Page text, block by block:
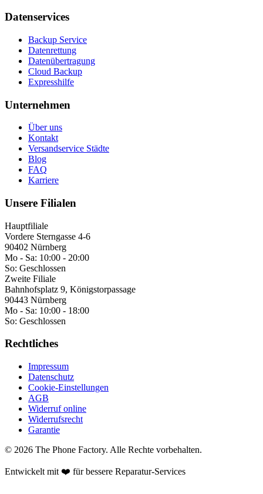
Datenservices
Backup Service
Datenrettung
Datenübertragung
Cloud Backup
Expresshilfe
Unternehmen
Über uns
Kontakt
Versandservice Städte
Blog
FAQ
Karriere
Unsere Filialen
Hauptfiliale
Vordere Sterngasse 4-6
90402 Nürnberg
Mo - Sa: 10:00 - 20:00
So: Geschlossen
Zweite Filiale
Bahnhofsplatz 9, Königstorpassage
90443 Nürnberg
Mo - Sa: 10:00 - 18:00
So: Geschlossen
Rechtliches
Impressum
Datenschutz
Cookie-Einstellungen
AGB
Widerruf online
Widerrufsrecht
Garantie
© 2026 The Phone Factory. Alle Rechte vorbehalten.
Entwickelt mit ❤️ für bessere Reparatur-Services